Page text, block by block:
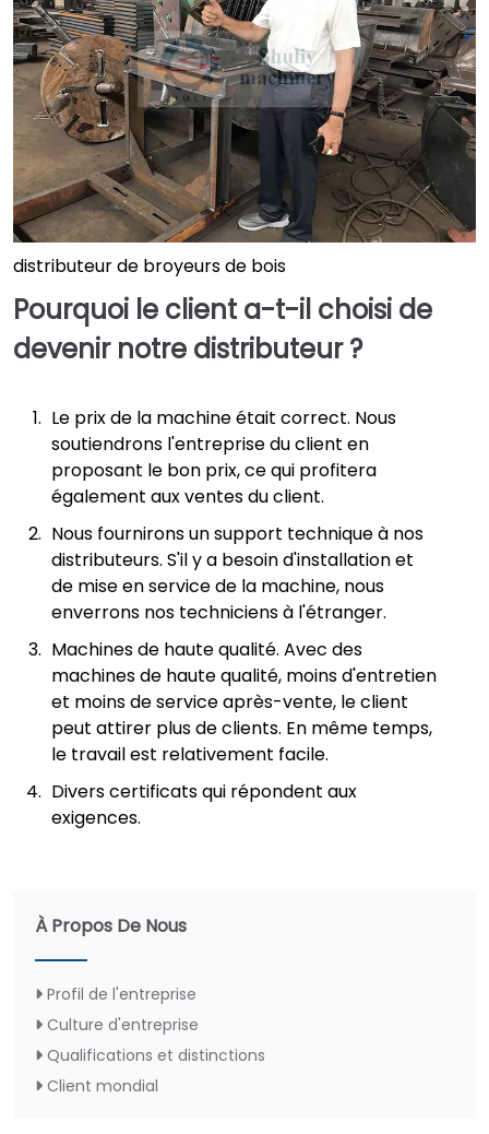
distributeur de broyeurs de bois
Pourquoi le client a-t-il choisi de
devenir notre distributeur ?
Le prix de la machine était correct. Nous
soutiendrons l'entreprise du client en
proposant le bon prix, ce qui profitera
également aux ventes du client.
Nous fournirons un support technique à nos
distributeurs. S'il y a besoin d'installation et
de mise en service de la machine, nous
enverrons nos techniciens à l'étranger.
Machines de haute qualité. Avec des
machines de haute qualité, moins d'entretien
et moins de service après-vente, le client
peut attirer plus de clients. En même temps,
le travail est relativement facile.
Divers certificats qui répondent aux
exigences.
À Propos De Nous
Profil de l'entreprise
Culture d'entreprise
Qualifications et distinctions
Client mondial